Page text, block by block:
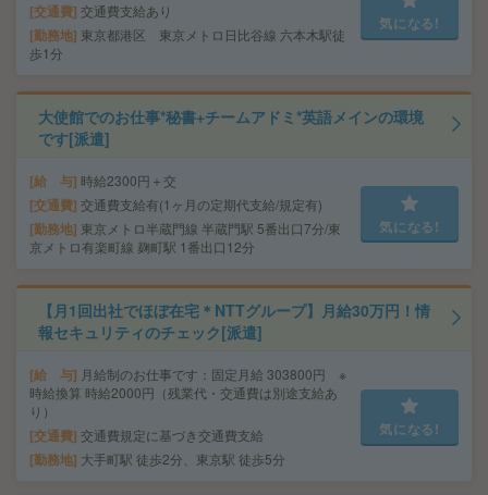
交通費 交通費支給あり
勤務地 東京都港区 東京メトロ日比谷線 六本木駅徒
歩1分
気になる!
大使館でのお仕事*秘書+チームアドミ*英語メインの環境
です[派遣]
給 与 時給2300円＋交
交通費 交通費支給有(1ヶ月の定期代支給/規定有)
勤務地 東京メトロ半蔵門線 半蔵門駅 5番出口7分/東
京メトロ有楽町線 麹町駅 1番出口12分
気になる!
【月1回出社でほぼ在宅＊NTTグループ】月給30万円！情
報セキュリティのチェック[派遣]
給 与 月給制のお仕事です：固定月給 303800円 ※
時給換算 時給2000円（残業代・交通費は別途支給あ
り）
交通費 交通費規定に基づき交通費支給
勤務地 大手町駅 徒歩2分、東京駅 徒歩5分
気になる!